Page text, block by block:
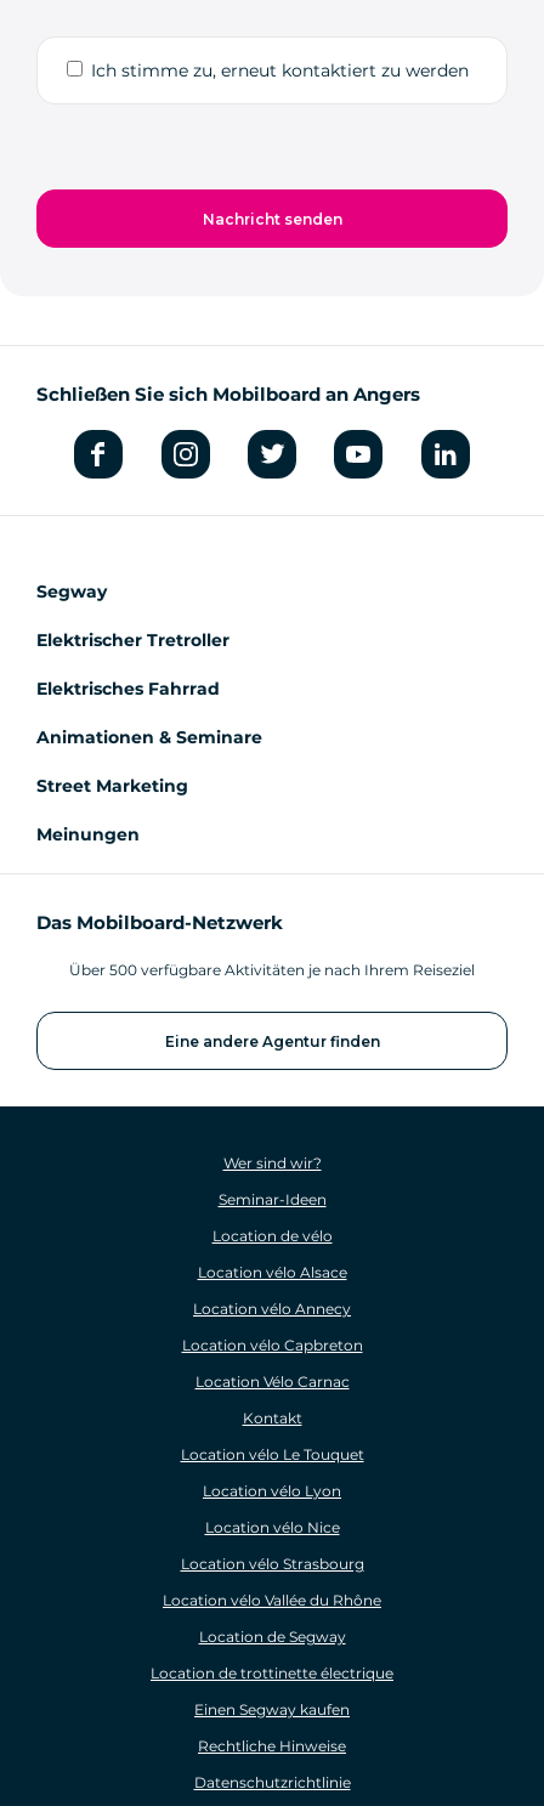
Ich stimme zu, erneut kontaktiert zu werden
Schließen Sie sich Mobilboard an Angers
Segway
Elektrischer Tretroller
Elektrisches Fahrrad
Animationen & Seminare
Street Marketing
Meinungen
Das Mobilboard-Netzwerk
Über 500 verfügbare Aktivitäten je nach Ihrem Reiseziel
Eine andere Agentur finden
Wer sind wir?
Seminar-Ideen
Location de vélo
Location vélo Alsace
Location vélo Annecy
Location vélo Capbreton
Location Vélo Carnac
Kontakt
Location vélo Le Touquet
Location vélo Lyon
Location vélo Nice
Location vélo Strasbourg
Location vélo Vallée du Rhône
Location de Segway
Location de trottinette électrique
Einen Segway kaufen
Rechtliche Hinweise
Datenschutzrichtlinie